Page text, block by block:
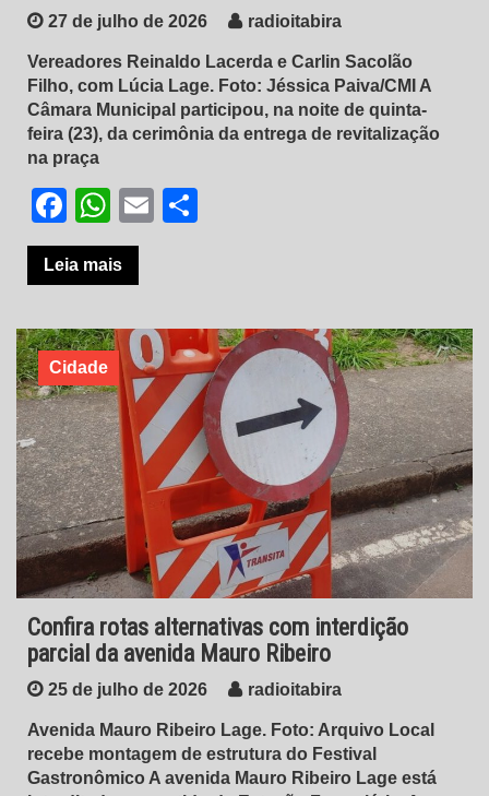
27 de julho de 2026 radioitabira
Vereadores Reinaldo Lacerda e Carlin Sacolão
Filho, com Lúcia Lage. Foto: Jéssica Paiva/CMI A
Câmara Municipal participou, na noite de quinta-
feira (23), da cerimônia da entrega de revitalização
na praça
Facebook
WhatsApp
Email
Leia mais
Cidade
Confira rotas alternativas com interdição
parcial da avenida Mauro Ribeiro
25 de julho de 2026 radioitabira
Avenida Mauro Ribeiro Lage. Foto: Arquivo Local
recebe montagem de estrutura do Festival
Gastronômico A avenida Mauro Ribeiro Lage está